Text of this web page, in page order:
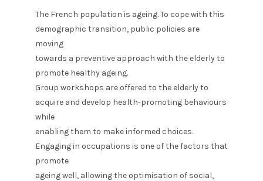
The French population is ageing. To cope with this
demographic transition, public policies are
moving
towards a preventive approach with the elderly to
promote healthy ageing.
Group workshops are offered to the elderly to
acquire and develop health-promoting behaviours
while
enabling them to make informed choices.
Engaging in occupations is one of the factors that
promote
ageing well, allowing the optimisation of social,